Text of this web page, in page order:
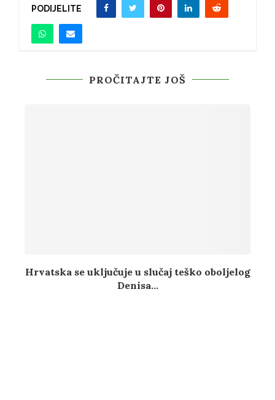
PODIJELITE
PROČITAJTE JOŠ
Hrvatska se uključuje u slučaj teško oboljelog
Denisa...